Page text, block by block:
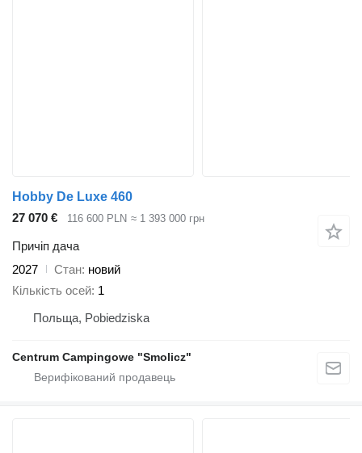
Hobby De Luxe 460
27 070 €
116 600 PLN ≈ 1 393 000 грн
Причіп дача
2027
Стан новий
Кількість осей 1
Польща, Pobiedziska
Centrum Campingowe "Smolicz"